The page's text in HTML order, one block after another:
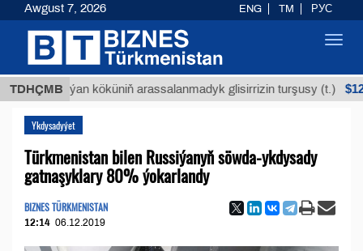
TDHÇMB
Buýan köküniň arassalanmadyk glisirrizin turşusy (t.)
Ykdysadyýet
Türkmenistan bilen Russiýanyň söwda-ykdysady
gatnaşyklary 80% ýokarlandy
BIZNES TÜRKMENISTAN
12:14 06.12.2019
Awgust 7, 2026 ENG TM РУС